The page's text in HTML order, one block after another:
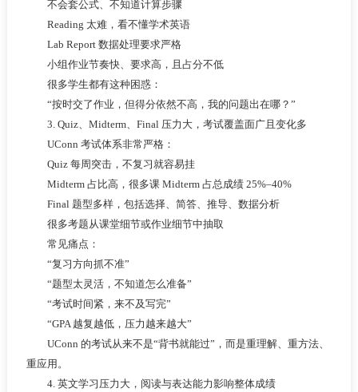
不会套公式、不知道计算步骤
Reading 太难，看不懂学术英语
Lab Report 数据处理要求严格
小组作业节奏快、要求高，且占分不低
很多学生都有这种困惑：
“按时交了作业，但得分依然不高，我的问题出在哪？”
3. Quiz、Midterm、Final 压力大，考试覆盖面广且变化多
UConn 考试体系非常严格：
Quiz 每周突击，不复习就容易挂
Midterm 占比高，很多课 Midterm 占总成绩 25%–40%
Final 题型多样，包括选择、简答、推导、数据分析
很多考题从课堂细节或作业细节中抽取
常见痛点：
“复习方向抓不准”
“题型太灵活，不知道怎么准备”
“考试时间紧，来不及写完”
“GPA 越复越低，压力越来越大”
UConn 的考试从来不是“背书就能过”，而是重理解、重方法、
重应用。
4. 英文学习压力大，阅读与表达能力影响整体成绩